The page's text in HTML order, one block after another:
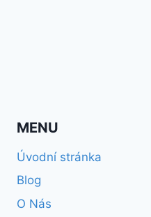
MENU
Úvodní stránka
Blog
O Nás